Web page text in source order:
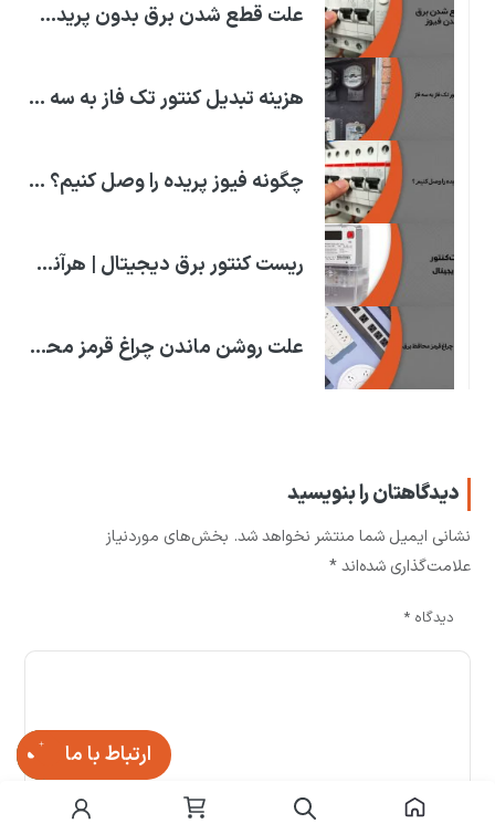
ارتباط با ما
علت قطع شدن برق بدون پریدن فیوز چیست؟ | علت قطعی برق!
هزینه تبدیل کنتور تک فاز به سه فاز | در استان های ایران
چگونه فیوز پریده را وصل کنیم؟ | علت پریدن فیوز برق خانه
ریست کنتور برق دیجیتال | هرآنچه که باید بدانید!
علت روشن ماندن چراغ قرمز محافظ برق
دیدگاهتان را بنویسید
نشانی ایمیل شما منتشر نخواهد شد. بخش‌های موردنیاز
علامت‌گذاری شده‌اند*
دیدگاه*